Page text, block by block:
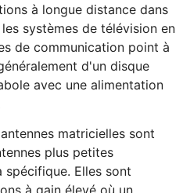
à longue distance dans
systèmes de télévision en
de communication point à
d'un disque
avec une alimentation
matricielles sont
plus petites
spécifique. Elles sont
à gain élevé où un